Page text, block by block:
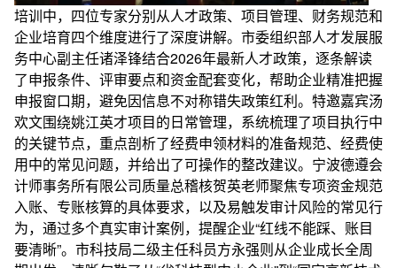
培训中，四位专家分别从人才政策、项目管理、财务规范和
企业培育四个维度进行了深度讲解。市委组织部人才发展服
务中心副主任诸泽锋结合2026年最新人才政策，逐条解读
了申报条件、评审要点和资金配套变化，帮助企业精准把握
申报窗口期，避免因信息不对称错失政策红利。特邀嘉宾汤
欢文围绕姚江英才项目的日常管理，系统梳理了项目执行中
的关键节点，重点剖析了经费申领材料的准备规范、经费使
用中的常见问题，并给出了可操作的整改建议。宁波德遵会
计师事务所有限公司质量总稽核贺英老师聚焦专项资金规范
入账、专账核算的具体要求，以及易触发审计风险的常见行
为，通过多个真实审计案例，提醒企业“红线不能踩、账目
要清晰”。市科技局二级主任科员方永强则从企业成长全周